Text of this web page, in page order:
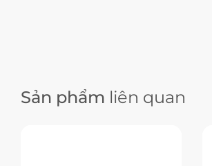
Sản phẩm liên quan